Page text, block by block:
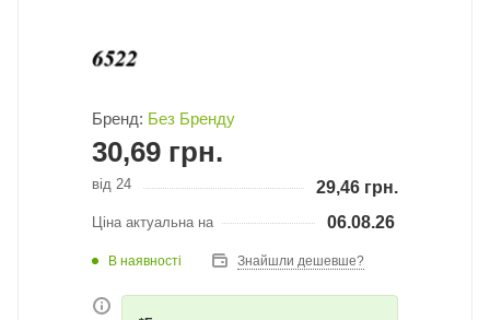
Бренд: Без Бренду
30,69 грн.
від 24 29,46 грн.
Ціна актуальна на 06.08.26
В наявності Знайшли дешевше?